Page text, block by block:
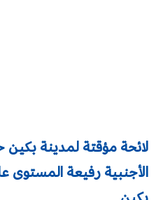
لائحة مؤقتة لمدينة
الأجنبية رفيعة المستوى